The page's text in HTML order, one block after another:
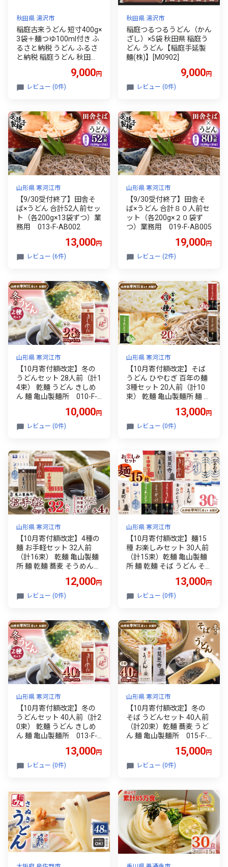
秋田県 湯沢市
稲庭古来うどん 短寸400g×
3袋＋麺つゆ100ml付き ふ
るさと納税 うどん ふるさ
と納税 稲庭うどん 秋田県
飩 麺【(有)稲庭古来堂】
[M1402]
9,000円
レビュー (0件)
秋田県 湯沢市
稲庭つるつるうどん（かん
ざし）×5袋 秋田県 稲庭う
どん うどん【稲庭手延製
麺(株)】[M0902]
9,000円
レビュー (0件)
山形県 寒河江市
【9/30受付終了】田舎そ
ば×うどん 合計52人前セッ
ト（各200g×13袋ずつ）業
務用 013-F-AB002
13,000円
レビュー (6件)
山形県 寒河江市
【9/30受付終了】田舎そ
ば×うどん 合計８０人前セ
ット（各200g×２０袋ず
つ）業務用 019-F-AB005
19,000円
レビュー (2件)
山形県 寒河江市
【10月寄付額改定】冬の
うどんセット 28人前（計1
4束） 乾麺 うどん きしめ
ん 麺 亀山製麺所 010-F-K
10,000円
レビュー (0件)
山形県 寒河江市
【10月寄付額改定】そば
うどん ひやむぎ 百年の麺
3種セット 20人前（計10
束） 乾麺 亀山製麺所 麺 乾
13,000円
レビュー (0件)
山形県 寒河江市
【10月寄付額改定】4種の
麺 お手軽セット 32人前
（計16束） 乾麺 亀山製麺
所 麺 乾麺 蕎麦 そうめん
12,000円
レビュー (0件)
山形県 寒河江市
【10月寄付額改定】麺15
種 お楽しみセット 30人前
（計15束）乾麺 亀山製麺
所 麺 乾麺 そば うどん そ
13,000円
レビュー (0件)
山形県 寒河江市
【10月寄付額改定】冬の
うどんセット 40人前（計2
0束） 乾麺 うどん きしめ
ん 麺 亀山製麺所 013-F-K
13,000円
レビュー (0件)
山形県 寒河江市
【10月寄付額改定】冬の
そば うどんセット 40人前
（計20束）乾麺 蕎麦 うど
ん 麺 亀山製麺所 015-F-K
15,000円
レビュー (0件)